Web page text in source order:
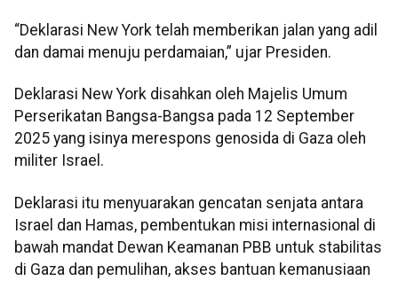
“Deklarasi New York telah memberikan jalan yang adil
dan damai menuju perdamaian,” ujar Presiden.
Deklarasi New York disahkan oleh Majelis Umum
Perserikatan Bangsa-Bangsa pada 12 September
2025 yang isinya merespons genosida di Gaza oleh
militer Israel.
Deklarasi itu menyuarakan gencatan senjata antara
Israel dan Hamas, pembentukan misi internasional di
bawah mandat Dewan Keamanan PBB untuk stabilitas
di Gaza dan pemulihan, akses bantuan kemanusiaan